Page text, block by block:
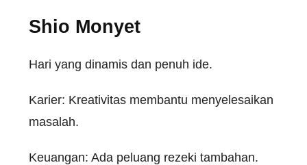
Shio Monyet
Hari yang dinamis dan penuh ide.
Karier: Kreativitas membantu menyelesaikan
masalah.
Keuangan: Ada peluang rezeki tambahan.